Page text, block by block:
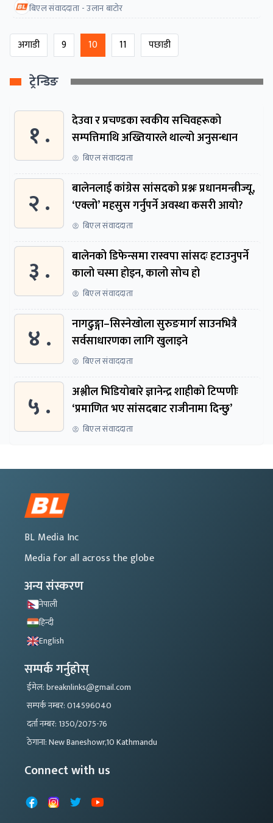
बिएल संवाददाता - उलान बाटोर
अगाडी 9 10 11 पछाडी
ट्रेन्डिङ
१ .
देउवा र प्रचण्डका स्वकीय सचिवहरूको
सम्पत्तिमाथि अख्तियारले थाल्यो अनुसन्धान
बिएल संवाददाता
२ .
बालेनलाई कांग्रेस सांसदको प्रश्नः प्रधानमन्त्रीज्यू,
‘एक्लो’ महसुस गर्नुपर्ने अवस्था कसरी आयो?
बिएल संवाददाता
३ .
बालेनको डिफेन्समा रास्वपा सांसदः हटाउनुपर्ने
कालो चस्मा होइन, कालो सोच हो
बिएल संवाददाता
४ .
नागढुङ्गा–सिस्नेखोला सुरुङमार्ग साउनभित्रै
सर्वसाधारणका लागि खुलाइने
बिएल संवाददाता
५ .
अश्लील भिडियोबारे ज्ञानेन्द्र शाहीको टिप्पणीः
‘प्रमाणित भए सांसदबाट राजीनामा दिन्छु’
बिएल संवाददाता
BL Media Inc
Media for all across the globe
अन्य संस्करण
नेपाली
हिन्दी
English
सम्पर्क गर्नुहोस्
ईमेल: breaknlinks@gmail.com
सम्पर्क नम्बर: 014596040
दर्ता नम्बर: 1350/2075-76
ठेगाना: New Baneshowr,10 Kathmandu
Connect with us
FacebookInstagram
X YouTube